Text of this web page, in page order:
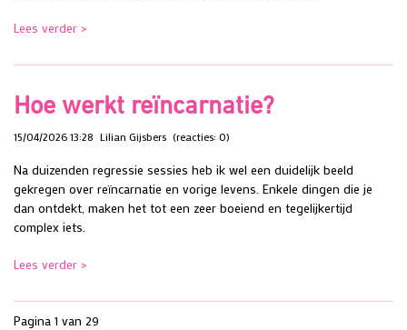
Lees verder >
Hoe werkt reïncarnatie?
15/04/2026 13:28 Lilian Gijsbers (reacties: 0)
Na duizenden regressie sessies heb ik wel een duidelijk beeld
gekregen over reïncarnatie en vorige levens. Enkele dingen die je
dan ontdekt, maken het tot een zeer boeiend en tegelijkertijd
complex iets.
Lees verder >
Pagina 1 van 29